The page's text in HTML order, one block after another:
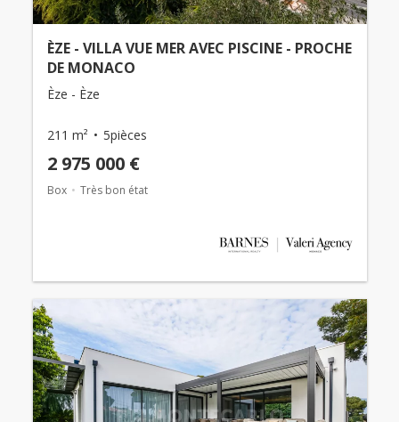
ÈZE - VILLA VUE MER AVEC PISCINE - PROCHE
DE MONACO
Èze - Èze
211 m² 5pièces
2 975 000 €
Box Très bon état